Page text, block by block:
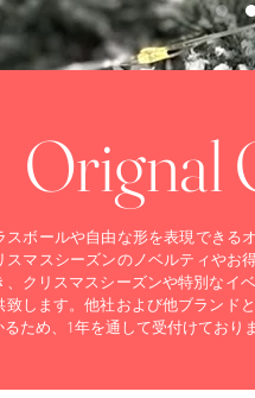
Orignal
スボールや自由な形を表現できる
スマスシーズンのノベルティやお
クリスマスシーズンや特別なイ
します。他社および他ブランド
ため、1年を通して受付けており